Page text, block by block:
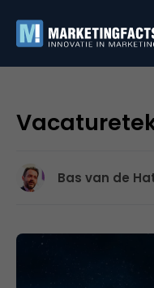
Bas van de